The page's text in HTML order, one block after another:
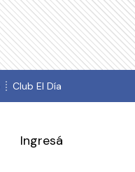
Club El Día
Ingresá